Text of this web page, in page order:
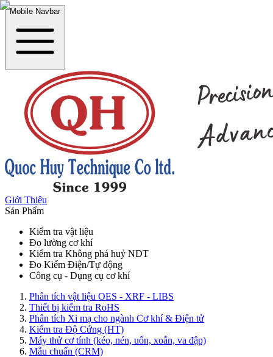
Mobile Navbar
Giới Thiệu
Sản Phẩm
Kiểm tra vật liệu
Đo lường cơ khí
Kiểm tra Không phá huỷ NDT
Đo Kiểm Điện/Tự động
Công cụ - Dụng cụ cơ khí
Phân tích vật liệu OES - XRF - LIBS
Thiết bị kiểm tra RoHS
Phân tích Xi mạ cho ngành Cơ khí & Điện tử
Kiểm tra Độ Cứng (HT)
Máy thử cơ tính (kéo, nén, uốn, xoắn, va đập)
Mẫu chuẩn (CRM)